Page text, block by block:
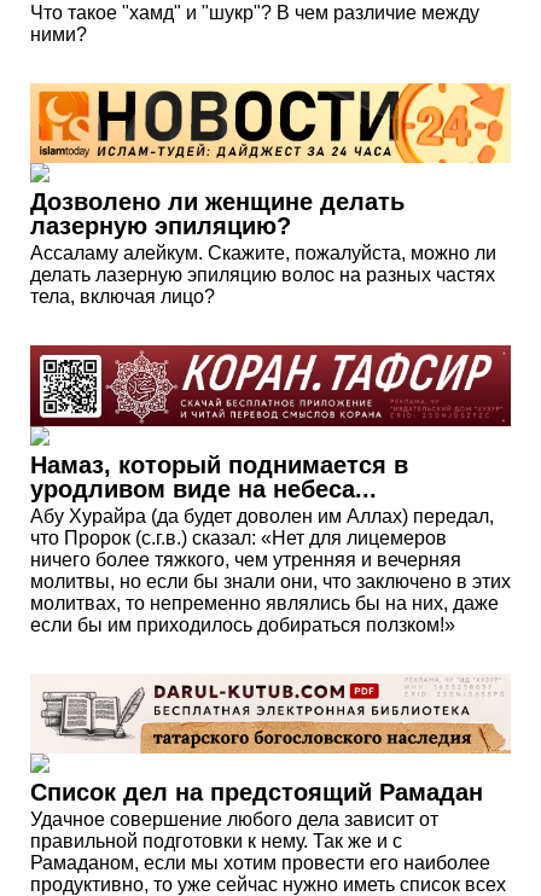
Что такое "хамд" и "шукр"? В чем различие между
ними?
Дозволено ли женщине делать
лазерную эпиляцию?
Ассаламу алейкум. Скажите, пожалуйста, можно ли
делать лазерную эпиляцию волос на разных частях
тела, включая лицо?
Намаз, который поднимается в
уродливом виде на небеса...
Абу Хурайра (да будет доволен им Аллах) передал,
что Пророк (с.г.в.) сказал: «Нет для лицемеров
ничего более тяжкого, чем утренняя и вечерняя
молитвы, но если бы знали они, что заключено в этих
молитвах, то непременно являлись бы на них, даже
если бы им приходилось добираться ползком!»
Список дел на предстоящий Рамадан
Удачное совершение любого дела зависит от
правильной подготовки к нему. Так же и с
Рамаданом, если мы хотим провести его наиболее
продуктивно, то уже сейчас нужно иметь список всех